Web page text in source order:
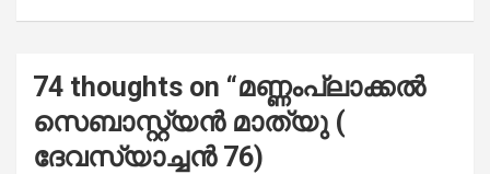
74 thoughts on “മണ്ണംപ്ലാക്കൽ
സെബാസ്റ്റ്യൻ മാത്യു (
ദേവസ്യാച്ചൻ 76)